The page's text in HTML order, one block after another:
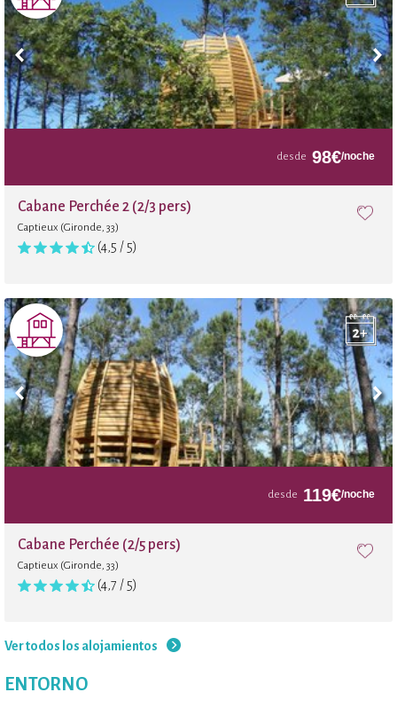
desde 98€/noche
Cabane Perchée 2 (2/3 pers)
Captieux (Gironde, 33)
(4,5 / 5)
desde 119€/noche
Cabane Perchée (2/5 pers)
Captieux (Gironde, 33)
(4,7 / 5)
Ver todos los alojamientos
ENTORNO